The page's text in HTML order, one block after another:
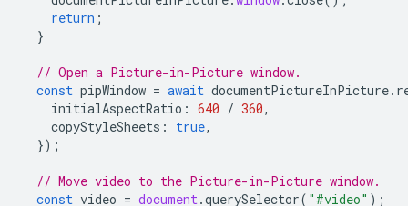
return ;
}
// Open a Picture-in-Picture window.
const pipWindow = await documentPictureInPicture.
initialAspectRatio : 640 / 360,
copyStyleSheets : true,
});
// Move video to the Picture-in-Picture window.
const video = document .querySelector( "#video" );